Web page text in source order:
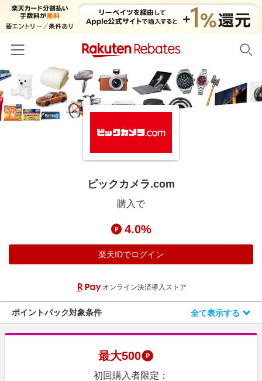
ホーム
カテゴリー一覧
ファッション・インナー・小物
日用品・キッチン用品
家電・PC・スマホ・カメラ
スポーツ・アウトドア・ゴルフ
インテリア・寝具
ペット・花・DIY・車
リーベイツ注目ストア
わくわく夏特集
とことん買い物チャレンジ
Apple公式サイト×楽天カード分割払い
ビックカメラ.com
購入で
4.0%
楽天IDでログイン
オンライン決済導入ストア
ポイントバック対象条件 全て表示する
最大500
初回購入者限定：